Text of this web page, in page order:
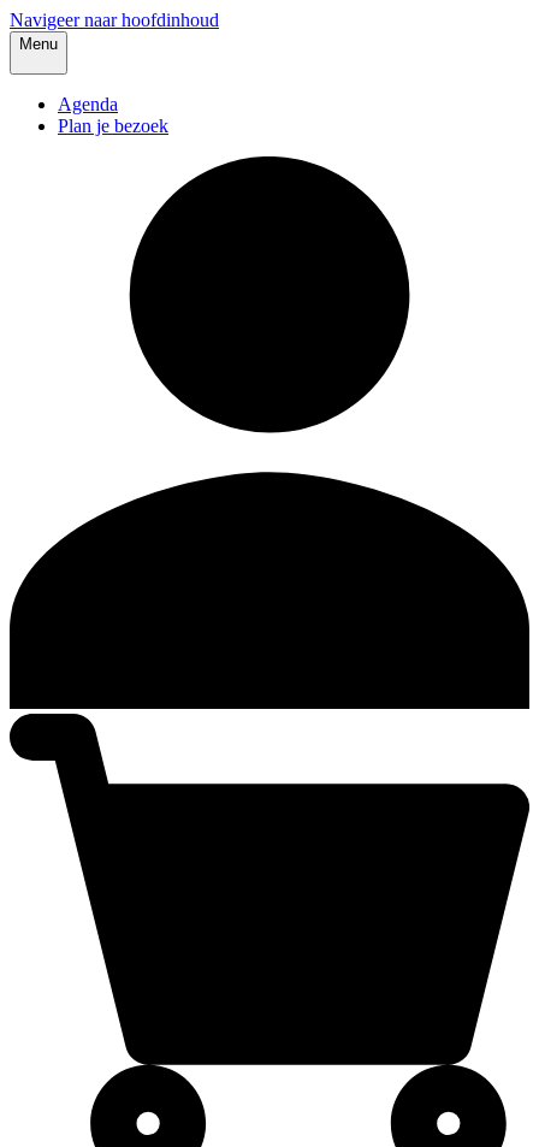
Navigeer naar hoofdinhoud
Menu
Agenda
Plan je bezoek